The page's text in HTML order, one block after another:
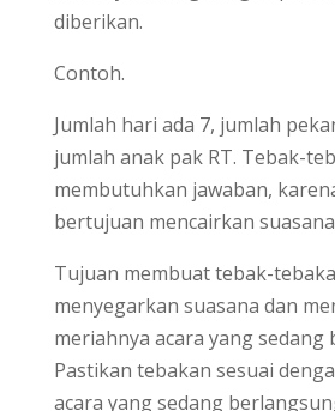
diberikan.
Contoh.
Jumlah hari ada 7, jumlah
jumlah anak pak RT. Tebak-
membutuhkan jawaban,
bertujuan mencairkan
Tujuan membuat tebak-
menyegarkan suasana dan
meriahnya acara yang sedang
Pastikan tebakan sesuai
acara yang sedang